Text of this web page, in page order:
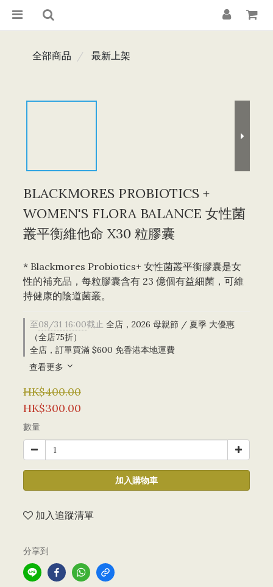
全部商品 最新上架
BLACKMORES PROBIOTICS +
WOMEN'S FLORA BALANCE 女性菌
叢平衡維他命 X30 粒膠囊
* Blackmores Probiotics+ 女性菌叢平衡膠囊是女
性的補充品，每粒膠囊含有 23 億個有益細菌，可維
持健康的陰道菌叢。
至08/31 16:00截止 全店，2026 母親節 / 夏季 大優惠
（全店75折）
全店，訂單買滿 $600 免香港本地運費
查看更多
HK$400.00
HK$300.00
數量
加入購物車
加入追蹤清單
分享到